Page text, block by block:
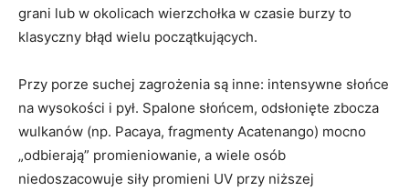
grani lub w okolicach wierzchołka w czasie burzy to
klasyczny błąd wielu początkujących.
Przy porze suchej zagrożenia są inne: intensywne słońce
na wysokości i pył. Spalone słońcem, odsłonięte zbocza
wulkanów (np. Pacaya, fragmenty Acatenango) mocno
„odbierają” promieniowanie, a wiele osób
niedoszacowuje siły promieni UV przy niższej